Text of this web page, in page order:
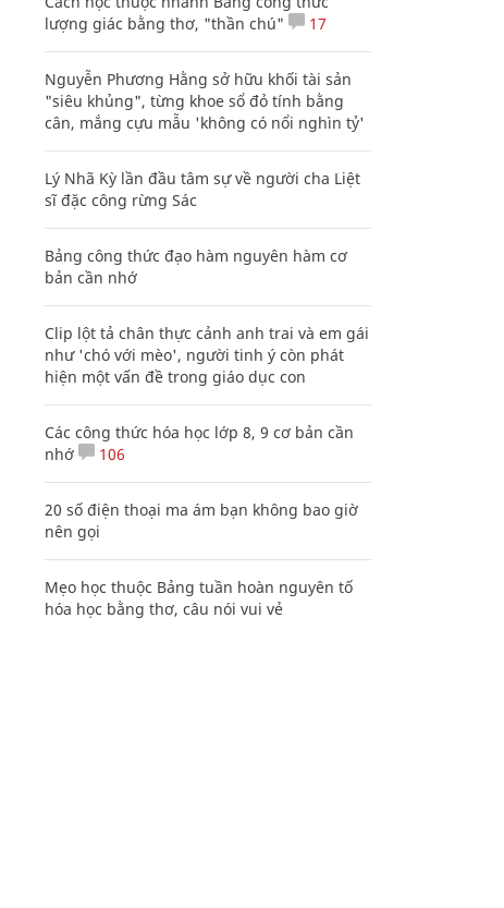
lượng giác bằng thơ, "thần chú"
17
Nguyễn Phương Hằng sở hữu khối tài sản
"siêu khủng", từng khoe sổ đỏ tính bằng
cân, mắng cựu mẫu 'không có nổi nghìn tỷ'
Lý Nhã Kỳ lần đầu tâm sự về người cha Liệt
sĩ đặc công rừng Sác
Bảng công thức đạo hàm nguyên hàm cơ
bản cần nhớ
Clip lột tả chân thực cảnh anh trai và em gái
như 'chó với mèo', người tinh ý còn phát
hiện một vấn đề trong giáo dục con
Các công thức hóa học lớp 8, 9 cơ bản cần
nhớ
106
20 số điện thoại ma ám bạn không bao giờ
nên gọi
Mẹo học thuộc Bảng tuần hoàn nguyên tố
hóa học bằng thơ, câu nói vui vẻ